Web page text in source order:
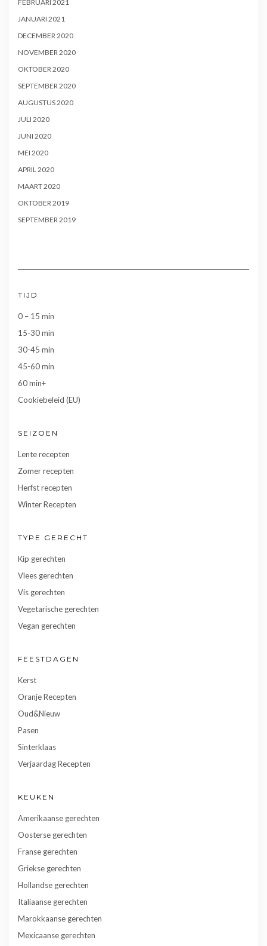
FEBRUARI 2021
JANUARI 2021
DECEMBER 2020
NOVEMBER 2020
OKTOBER 2020
SEPTEMBER 2020
AUGUSTUS 2020
JULI 2020
JUNI 2020
MEI 2020
APRIL 2020
MAART 2020
OKTOBER 2019
SEPTEMBER 2019
TIJD
0 – 15 min
15-30 min
30-45 min
45-60 min
60 min+
Cookiebeleid (EU)
SEIZOEN
Lente recepten
Zomer recepten
Herfst recepten
Winter Recepten
TYPE GERECHT
Kip gerechten
Vlees gerechten
Vis gerechten
Vegetarische gerechten
Vegan gerechten
FEESTDAGEN
Kerst
Oranje Recepten
Oud&Nieuw
Pasen
Sinterklaas
Verjaardag Recepten
KEUKEN
Amerikaanse gerechten
Oosterse gerechten
Franse gerechten
Griekse gerechten
Hollandse gerechten
Italiaanse gerechten
Marokkaanse gerechten
Mexicaanse gerechten